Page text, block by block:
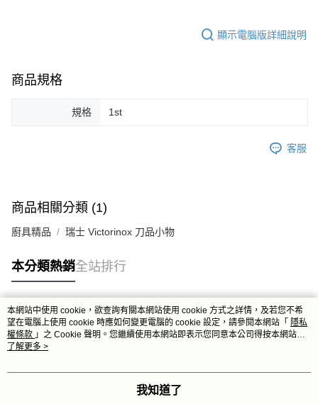
顯示電腦版詳細說明
商品規格
規格 1st
客服
商品相關分類 (1)
廚具精品 瑞士 Victorinox 刀品小物
本分類熱銷全站排行
熱門標籤
本網站中使用 cookie，欲查詢有關本網站使用 cookie 方式之詳情，及若您不希
望在電腦上使用 cookie 時應如何變更電腦的 cookie 設定，請參閱本網站「 隱私
權條款 」之 Cookie 聲明。您繼續使用本網站即表示您同意本公司得按本網站使
用條款之 Cookie 聲明使用 cookie。
了解更多 >
我知道了